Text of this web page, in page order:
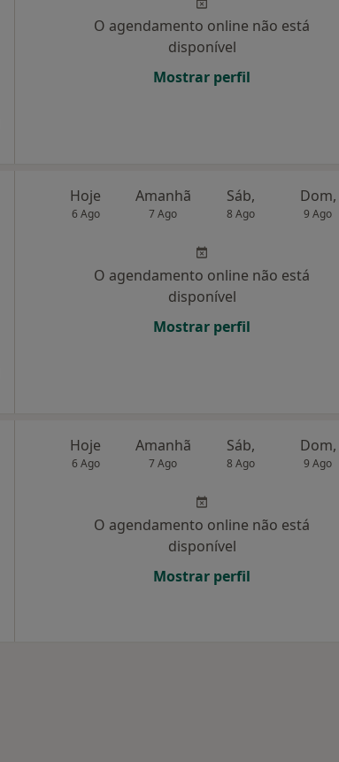
O agendamento online não está
disponível
Mostrar perfil
Hoje
6 Ago
Amanhã
7 Ago
Sáb,
8 Ago
Dom,
9 Ago
O agendamento online não está
disponível
Mostrar perfil
Hoje
6 Ago
Amanhã
7 Ago
Sáb,
8 Ago
Dom,
9 Ago
O agendamento online não está
disponível
Mostrar perfil